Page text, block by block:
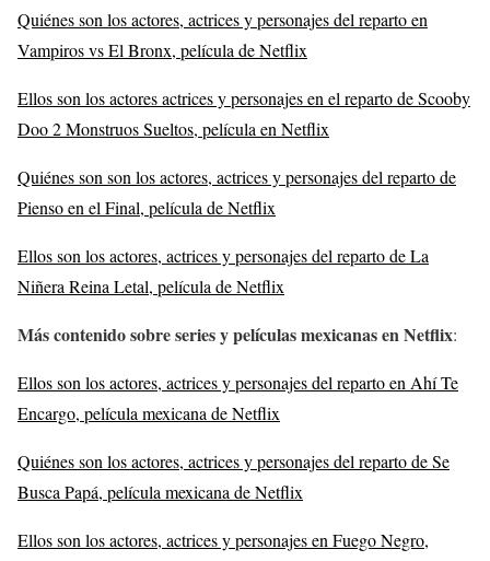
Quiénes son los actores, actrices y personajes del reparto en
Vampiros vs El Bronx, película de Netflix
Ellos son los actores actrices y personajes en el reparto de Scooby
Doo 2 Monstruos Sueltos, película en Netflix
Quiénes son son los actores, actrices y personajes del reparto de
Pienso en el Final, película de Netflix
Ellos son los actores, actrices y personajes del reparto de La
Niñera Reina Letal, película de Netflix
Más contenido sobre series y películas mexicanas en Netflix:
Ellos son los actores, actrices y personajes del reparto en Ahí Te
Encargo, película mexicana de Netflix
Quiénes son los actores, actrices y personajes del reparto de Se
Busca Papá, película mexicana de Netflix
Ellos son los actores, actrices y personajes en Fuego Negro,